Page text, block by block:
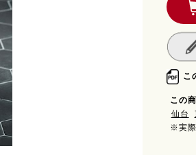
こ
この
仙台
※実際